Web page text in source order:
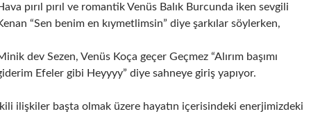
pırıl pırıl ve romantik Venüs Balık Burcunda iken sevgili
“Sen benim en kıymetlimsin” diye şarkılar söylerken,
dev Sezen, Venüs Koça geçer Geçmez “Alırım başımı
Efeler gibi Heyyyy” diye sahneye giriş yapıyor.
ilişkiler başta olmak üzere hayatın içerisindeki enerjimizdeki